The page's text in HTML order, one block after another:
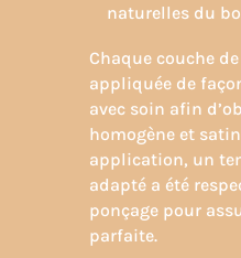
naturelles du
Chaque couche
appliquée de
avec soin afin
homogène et
application, un
adapté a été
ponçage pour
parfaite.